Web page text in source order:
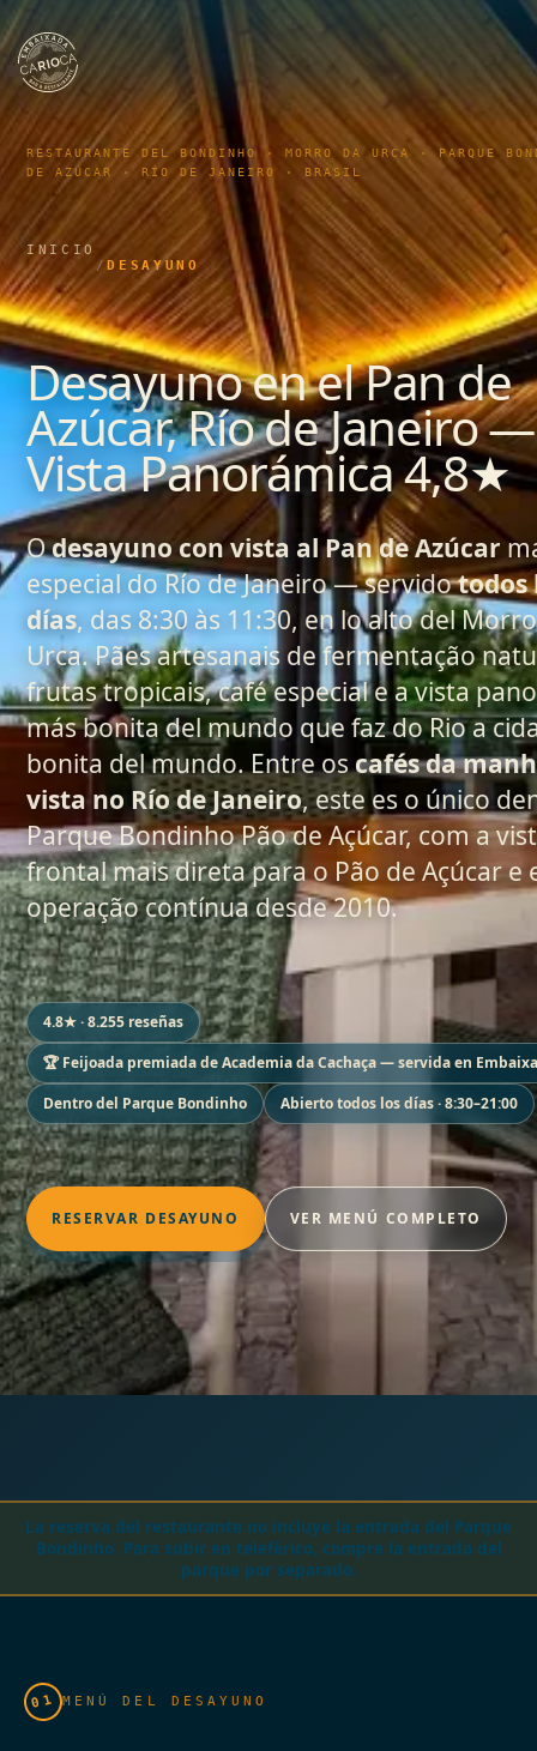
RESTAURANTE DEL BONDINHO · MORRO DA URCA · PARQUE
DE AZÚCAR · RÍO DE JANEIRO · BRASIL
INICIO
/DESAYUNO
Desayuno en el Pan de
Azúcar, Río de Janeiro —
Vista Panorámica 4,8★
Odesayuno con vista al Pan de Azúcar
especial do Río de Janeiro — servidotodos
días, das 8:30 às 11:30, en lo alto del
Urca. Pães artesanais de fermentação
frutas tropicais, café especial e a vista
más bonita del mundo que faz do Rio a
bonita del mundo. Entre oscafés da
vista no Río de Janeiro, este es o único
Parque Bondinho Pão de Açúcar, com a
frontal mais direta para o Pão de Açúcar e
operação contínua desde 2010.
4.8★ · 8.255 reseñas
🏆 Feijoada premiada de Academia da Cachaça — servida en
Dentro del Parque Bondinho
Abierto todos los días · 8:30–21:00
RESERVAR DESAYUNO VER MENÚ COMPLETO
La reserva del restaurante no incluye la entrada del Parque
Bondinho. Para subir en teleférico, compre la entrada del
parque por separado.
01 MENÚ DEL DESAYUNO